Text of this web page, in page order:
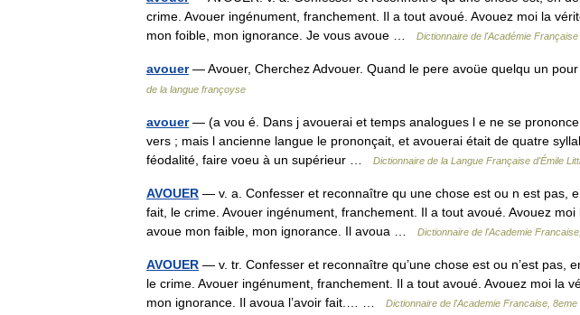
crime. Avouer ingénument, franchement. Il a tout avoué. Avouez moi la
mon foible, mon ignorance. Je vous avoue …
Dictionnaire de l'Académie Française
avouer— Avouer, Cherchez Advouer. Quand le pere avoüe quelqu un
de la langue françoyse
avouer— (a vou é. Dans j avouerai et temps analogues l e ne se
vers ; mais l ancienne langue le prononçait, et avouerai était de quatre
féodalité, faire voeu à un supérieur …
Dictionnaire de la Langue Française d'Émile
AVOUER — v. a. Confesser et reconnaître qu une chose est ou n est pas,
fait, le crime. Avouer ingénument, franchement. Il a tout avoué. Avouez
avoue mon faible, mon ignorance. Il avoua …
Dictionnaire de l'Academie
AVOUER — v. tr. Confesser et reconnaître qu’une chose est ou n’est pas,
le crime. Avouer ingénument, franchement. Il a tout avoué. Avouez moi la
mon ignorance. Il avoua l’avoir fait.… …
Dictionnaire de l'Academie Francaise, 8eme